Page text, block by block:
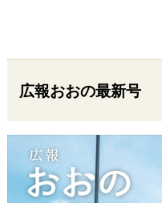
広報おおの最新号